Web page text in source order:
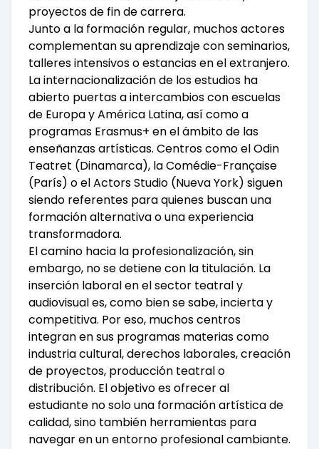
proyectos de fin de carrera.
Junto a la formación regular, muchos actores
complementan su aprendizaje con seminarios,
talleres intensivos o estancias en el extranjero.
La internacionalización de los estudios ha
abierto puertas a intercambios con escuelas
de Europa y América Latina, así como a
programas Erasmus+ en el ámbito de las
enseñanzas artísticas. Centros como el Odin
Teatret (Dinamarca), la Comédie-Française
(París) o el Actors Studio (Nueva York) siguen
siendo referentes para quienes buscan una
formación alternativa o una experiencia
transformadora.
El camino hacia la profesionalización, sin
embargo, no se detiene con la titulación. La
inserción laboral en el sector teatral y
audiovisual es, como bien se sabe, incierta y
competitiva. Por eso, muchos centros
integran en sus programas materias como
industria cultural, derechos laborales, creación
de proyectos, producción teatral o
distribución. El objetivo es ofrecer al
estudiante no solo una formación artística de
calidad, sino también herramientas para
navegar en un entorno profesional cambiante.